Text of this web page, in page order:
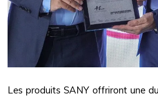
Les produits SANY offriront une